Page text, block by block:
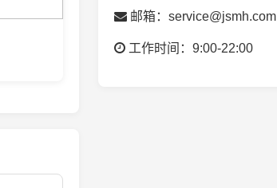
邮箱：service@jsmh.com
工作时间：9:00-22:00